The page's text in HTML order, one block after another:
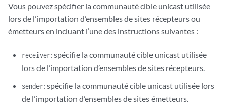
Vous pouvez spécifier la communauté cible unicast utilisée
lors de l’importation d’ensembles de sites récepteurs ou
émetteurs en incluant l’une des instructions suivantes :
receiver: spécifie la communauté cible unicast utilisée
lors de l’importation d’ensembles de sites récepteurs.
sender: spécifie la communauté cible unicast utilisée lors
de l’importation d’ensembles de sites émetteurs.